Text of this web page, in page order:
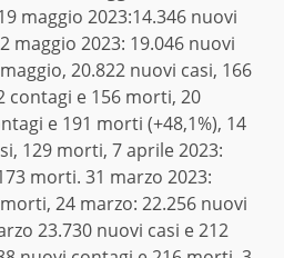
maggio 2023:14.346 nuovi
maggio 2023: 19.046 nuovi
20.822 nuovi casi, 166
contagi e 156 morti, 20
e 191 morti (+48,1%), 14
129 morti, 7 aprile 2023:
morti. 31 marzo 2023:
24 marzo: 22.256 nuovi
23.730 nuovi casi e 212